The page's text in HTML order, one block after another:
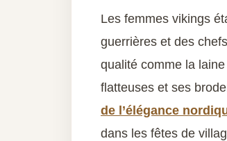
Les femmes vikings
guerrières et des
qualité comme la
flatteuses et ses
de l’élégance
dans les fêtes de